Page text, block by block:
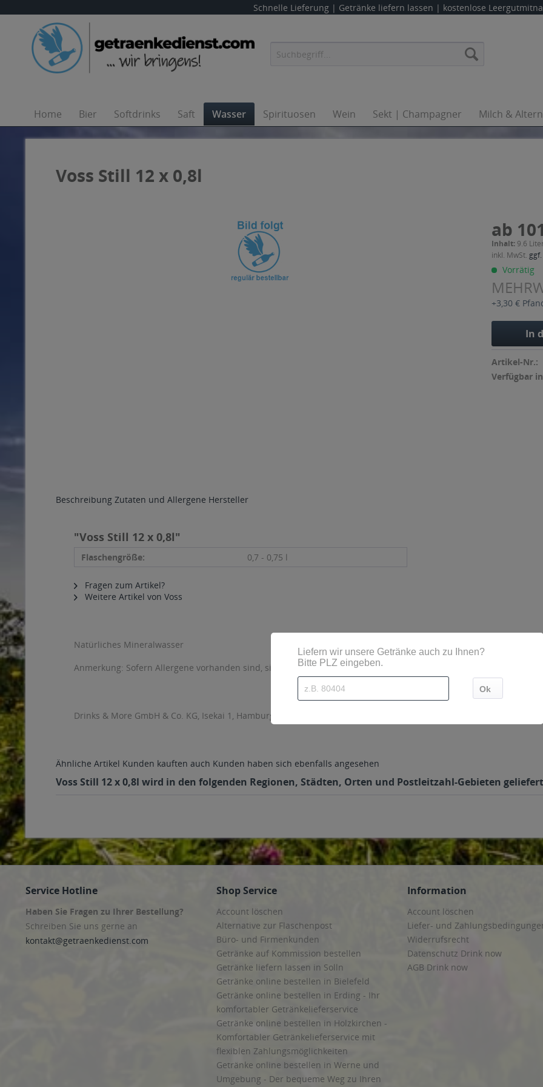
Schnelle Lieferung | Getränke liefern lassen | kostenlose
Home Bier Softdrinks Saft Wasser Spirituosen Wein Sekt | Champagner Milch &
Voss Still 12 x 0,8l
ab
Inhalt: 9.6
inkl. MwSt.
Vorrätig
+3,30 €
In
Artikel-Nr.:
Verfügbar
Beschreibung Zutaten und Allergene Hersteller
"Voss Still 12 x 0,8l"
Flaschengröße: 0,7 - 0,75 l
Fragen zum Artikel?
Weitere Artikel von Voss
Natürliches Mineralwasser
Anmerkung: Sofern Allergene vorhanden sind, sind diese mittels Großbuchstaben besonders hervorgehoben
Drinks & More GmbH & Co. KG, Isekai 1, Hamburg
Ähnliche Artikel Kunden kauften auch Kunden haben sich ebenfalls angesehen
Voss Still 12 x 0,8l wird in den folgenden Regionen, Städten, Orten und Postleitzahl-Gebieten geliefert
Service Hotline
Haben Sie Fragen zu Ihrer Bestellung?
Schreiben Sie uns gerne an
kontakt@getraenkedienst.com
Shop Service
Account löschen
Alternative zur Flaschenpost
Büro- und Firmenkunden
Getränke auf Kommission bestellen
Getränke liefern lassen in Solln
Getränke online bestellen in Bielefeld
Getränke online bestellen in Erding - Ihr
komfortabler Getränkelieferservice
Getränke online bestellen in Holzkirchen -
Komfortabler Getränkelieferservice mit
flexiblen Zahlungsmöglichkeiten
Getränke online bestellen in Werne und
Umgebung - Der bequeme Weg zu Ihren
Information
Account löschen
Liefer- und
Widerrufsrecht
Datenschutz Drink now
AGB Drink now